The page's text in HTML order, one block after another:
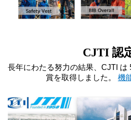
CJTI 認
長年にわたる努力の結果、CJTI は
賞を取得しました。 機